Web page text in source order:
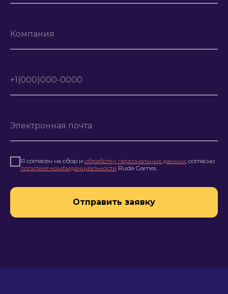
Я согласен на сбор иобработку персональных данных
политике конфиденциальности
Отправить заявку